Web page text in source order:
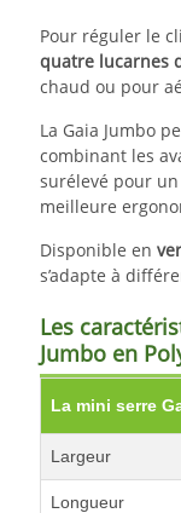
Pour réguler le
quatre lucarnes
chaud ou pour
La Gaia Jumbo
combinant les
surélevé pour
meilleure
Disponible en
s’adapte à
Les
Jumbo en
La mini serre
Largeur
Longueur